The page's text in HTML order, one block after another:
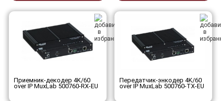
Приемник-декодер 4K/60
over IP MuxLab 500760-RX-EU
Передатчик-энкодер 4K/60
over IP MuxLab 500760-TX-EU